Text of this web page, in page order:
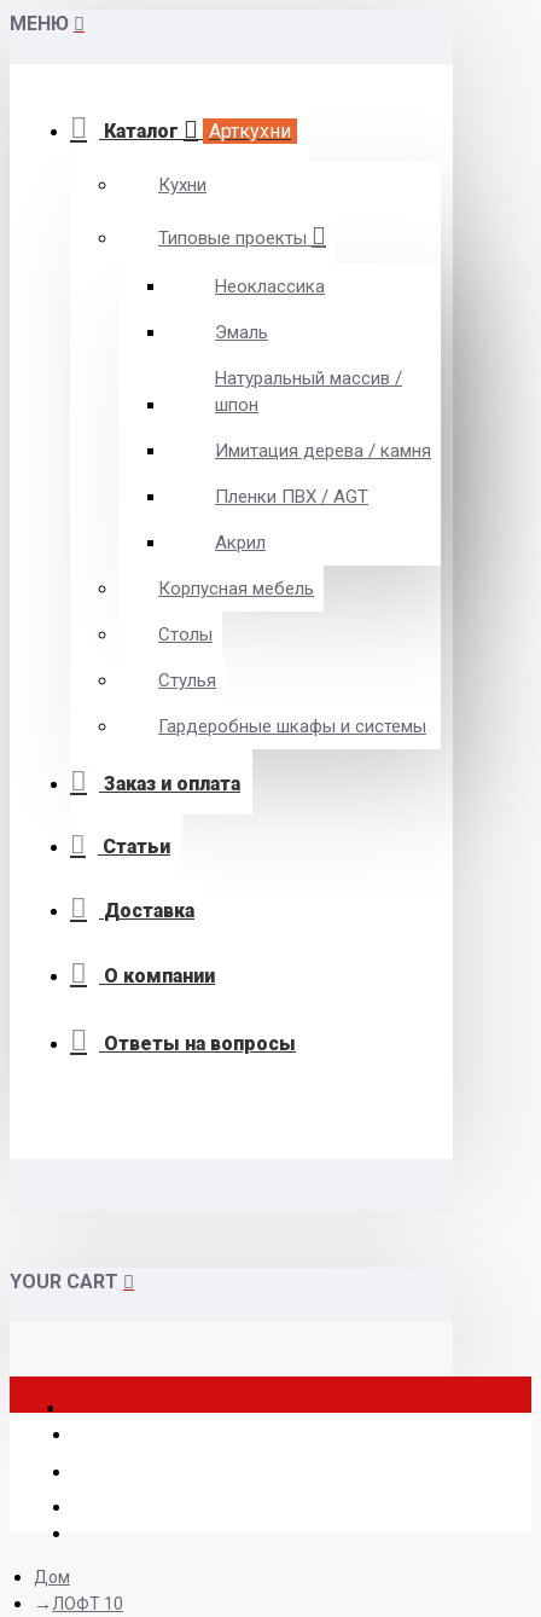
МЕНЮ
Каталог Арткухни
Кухни
Типовые проекты
Неоклассика
Эмаль
Натуральный массив /
шпон
Имитация дерева / камня
Пленки ПВХ / AGT
Акрил
Корпусная мебель
Столы
Стулья
Гардеробные шкафы и системы
Заказ и оплата
Статьи
Доставка
О компании
Ответы на вопросы
YOUR CART
Дом
ЛОФТ 10